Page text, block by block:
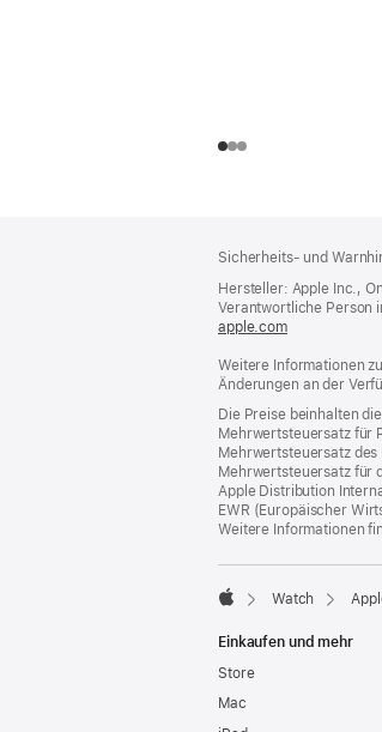
Sicherheits- und
Hersteller: Apple Inc.,
Verantwortliche Person
apple.com(öffnet
neues
Fenster)
Weitere Informationen
Änderungen an der
Die Preise beinhalten
Mehrwertsteuersatz für
Mehrwertsteuersatz
Mehrwertsteuersatz für
Apple Distribution
EWR (Europäischer
Weitere Informationen
Watch
Einkaufen und mehr
Store
Mac